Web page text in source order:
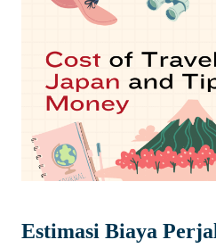
Estimasi Biaya